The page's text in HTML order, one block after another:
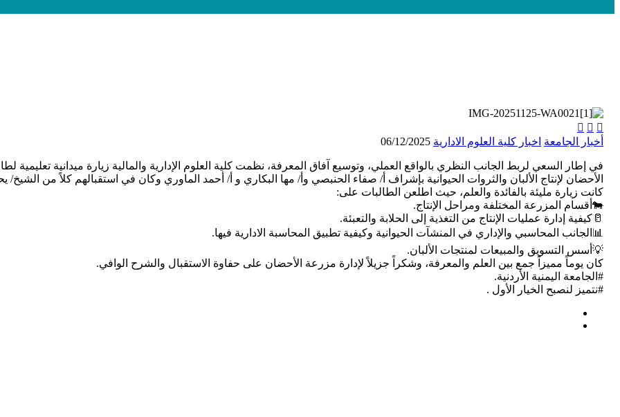
  
أخبار الجامعة اخبار كلية العلوم الادارية 06/12/2025
في إطار السعي لربط الجانب النظري بالواقع العملي، وتوسيع آفاق المعرفة، نظمت كلية العلوم الإدارية والمالية زيارة ميدانية
الأحضان لإنتاج الألبان والثروات الحيوانية بإشراف أ/ صفاء الحنبصي وأ/ مها البكاري و أ/ أحمد الماوري وكان في استقبالهم كلاً من
كانت زيارة مليئة بالفائدة والعلم، حيث اطلعن الطالبات على:
🐄أقسام المزرعة المختلفة ومراحل الإنتاج.
🥛كيفية إدارة عمليات الإنتاج من التغذية إلى الحلابة والتعبئة.
📊الجانب المحاسبي والإداري في المنشآت الحيوانية وكيفية تطبيق المحاسبة الادارية فيها.
💡أسس التسويق والمبيعات لمنتجات الألبان.
كان يوماً مميزاً جمع بين العلم والمعرفة، وشكراً جزيلاً لإدارة مزرعة الأحضان على حفاوة الاستقبال والشرح الوافي.
#الجامعة اليمنية الأردنية.
#نتميز لنصبح الخيار الأول .